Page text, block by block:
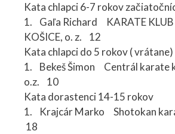
Kata chlapci 6-7 rokov
1. Gaľa Richard KARATE KLUB
KOŠICE, o. z. 12
Kata chlapci do 5 rokov ( vrátane)
1. Bekeš Šimon Centrál karate
o.z. 10
Kata dorastenci 14-15 rokov
1. Krajcár Marko Shotokan
18